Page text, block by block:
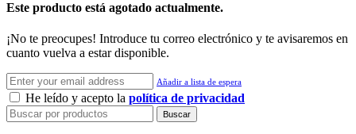
Este producto está agotado actualmente.
¡No te preocupes! Introduce tu correo electrónico y te avisaremos en
cuanto vuelva a estar disponible.
Añadir a lista de espera
He leído y acepto la política de privacidad
Buscar